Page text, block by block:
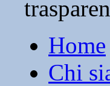
Home
Chi